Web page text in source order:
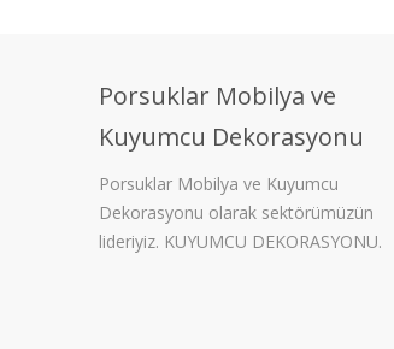
Porsuklar Mobilya ve
Kuyumcu Dekorasyonu
Porsuklar Mobilya ve Kuyumcu
Dekorasyonu olarak sektörümüzün
lideriyiz. KUYUMCU DEKORASYONU.